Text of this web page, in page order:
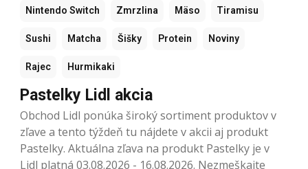
Nintendo Switch Zmrzlina Mäso Tiramisu
Sushi Matcha Šišky Protein Noviny
Rajec Hurmikaki
Pastelky Lidl akcia
Obchod Lidl ponúka široký sortiment produktov v
zľave a tento týždeň tu nájdete v akcii aj produkt
Pastelky. Aktuálna zľava na produkt Pastelky je v
Lidl platná 03.08.2026 - 16.08.2026. Nezmeškajte